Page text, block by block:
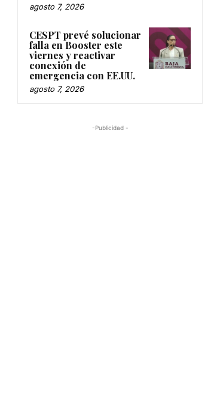
agosto 7, 2026
CESPT prevé solucionar
falla en Booster este
viernes y reactivar
conexión de
emergencia con EE.UU.
agosto 7, 2026
-Publicidad -